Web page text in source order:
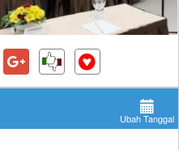
Ubah Tanggal